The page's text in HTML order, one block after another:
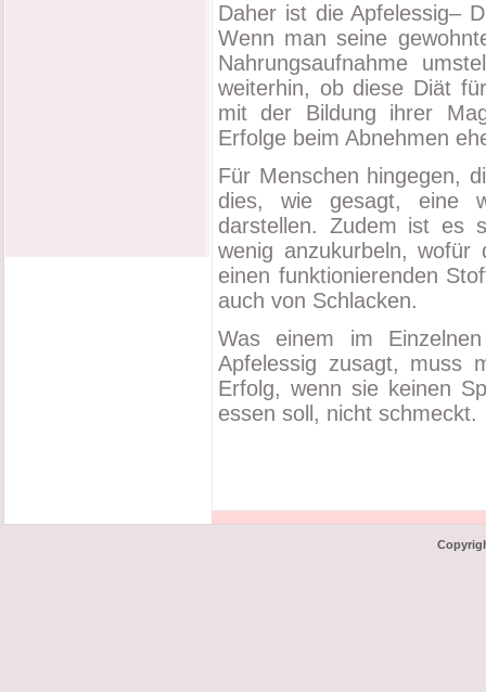
Daher ist die Apfelessig–
Wenn man seine
Nahrungsaufnahme
weiterhin, ob diese Diät
mit der Bildung ihrer
Erfolge beim Abnehmen
Für Menschen hingegen,
dies, wie gesagt, eine
darstellen. Zudem ist es
wenig anzukurbeln,
einen funktionierenden
auch von Schlacken.
Was einem im
Apfelessig zusagt, muss
Erfolg, wenn sie keinen
essen soll, nicht schmeckt.